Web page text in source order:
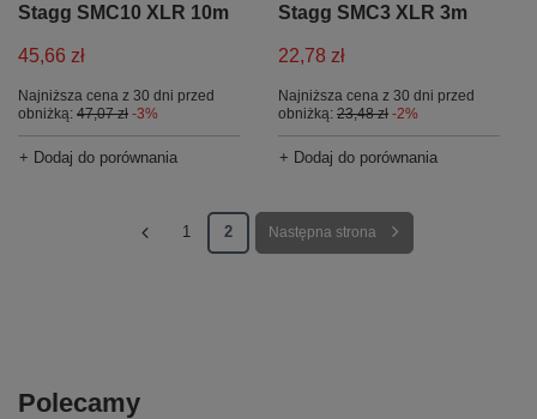
Stagg SMC10 XLR 10m
45,66 zł
Najniższa cena z 30 dni przed
obniżką: 47,07 zł -3%
+ Dodaj do porównania
Stagg SMC3 XLR 3m
22,78 zł
Najniższa cena z 30 dni przed
obniżką: 23,48 zł -2%
+ Dodaj do porównania
1 2 Następna strona
Polecamy